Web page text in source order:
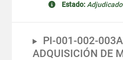
Estado: Adjudicado
PI-001-002-
ADQUISICIÓN DE